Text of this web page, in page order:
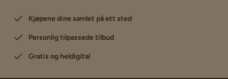
Kjøpene dine samlet på ett sted
Personlig tilpassede tilbud
Gratis og heldigital